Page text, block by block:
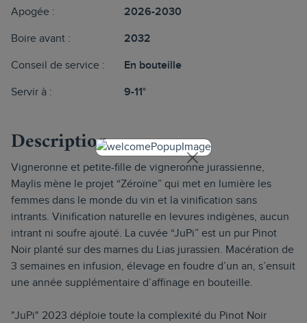
Apogée : 2026-2030
Boire avant : 2032
Conseil de service : En bouteille
Servir à : 9-11°
Description
Vigneronne et petite-fille de vigneronne jurassienne,
Maylis mène le projet “Zéroïne” qui met en lumière les
femmes dans le monde du vin et la vinification sans
intrants. Vinification naturelle en levures indigènes, aucun
intrant ni soufre ajouté. La cuvée “JuPi” est un pur Pinot
Noir planté sur des marnes du Lias jurassien. Macération de
3 semaines en infusion, élevage en foudre d’un an, s’ensuit
une année supplémentaire d’affinage en bouteille.
"JuPi" 2023 déploie toute la complexité du Pinot Noir